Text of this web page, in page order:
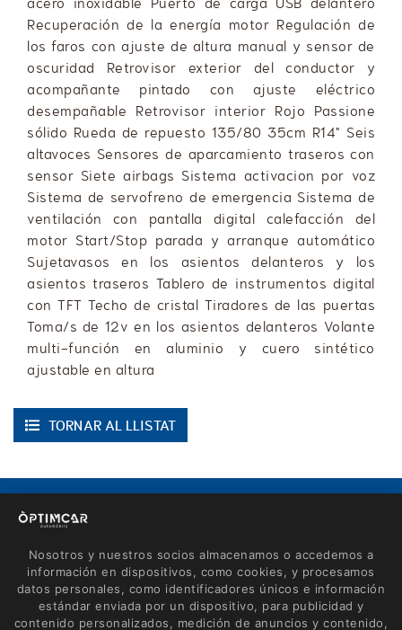
Recuperación de la energía motor Regulación de
los faros con ajuste de altura manual y sensor de
oscuridad Retrovisor exterior del conductor y
acompañante pintado con ajuste eléctrico
desempañable Retrovisor interior Rojo Passione
sólido Rueda de repuesto 135/80 35cm R14" Seis
altavoces Sensores de aparcamiento traseros con
sensor Siete airbags Sistema activacion por voz
Sistema de servofreno de emergencia Sistema de
ventilación con pantalla digital calefacción del
motor Start/Stop parada y arranque automático
Sujetavasos en los asientos delanteros y los
asientos traseros Tablero de instrumentos digital
con TFT Techo de cristal Tiradores de las puertas
Toma/s de 12v en los asientos delanteros Volante
multi-función en aluminio y cuero sintético
ajustable en altura
TORNAR AL LLISTAT
Avinguda de Roses, 60
17600 Figueres (Girona)
670 660 165 - 635 461 783
info@optimcar.com
Nosotros y nuestros socios almacenamos o accedemos a
información en dispositivos, como cookies, y procesamos
datos personales, como identificadores únicos e información
estándar enviada por un dispositivo, para publicidad y
contenido personalizados, medición de anuncios y contenido,